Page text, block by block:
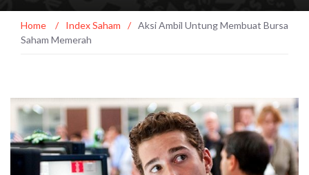
Home / Index Saham / Aksi Ambil Untung Membuat Bursa
Saham Memerah